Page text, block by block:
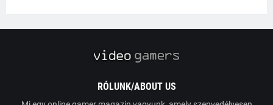
RÓLUNK/ABOUT US